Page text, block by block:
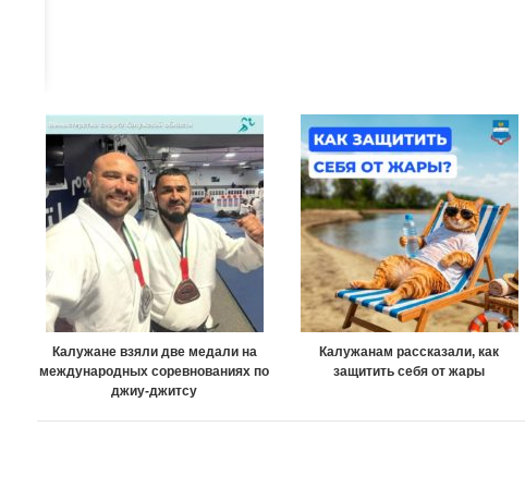
Калужане взяли две медали на
международных соревнованиях по
джиу-джитсу
Калужанам рассказали, как
защитить себя от жары